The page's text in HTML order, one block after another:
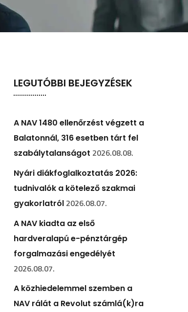
LEGUTÓBBI BEJEGYZÉSEK
A NAV 1480 ellenőrzést végzett a
Balatonnál, 316 esetben tárt fel
szabálytalanságot 2026.08.08.
Nyári diákfoglalkoztatás 2026:
tudnivalók a kötelező szakmai
gyakorlatról 2026.08.07.
A NAV kiadta az első
hardveralapú e-pénztárgép
forgalmazási engedélyét
2026.08.07.
A közhiedelemmel szemben a
NAV rálát a Revolut számlá(k)ra